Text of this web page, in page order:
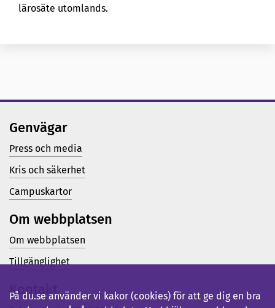
lärosäte utomlands.
Genvägar
Press och media
Kris och säkerhet
Campuskartor
Om webbplatsen
Om webbplatsen
Tillgänglighet
Kontakt
På du.se använder vi kakor (cookies) för att ge dig en bra